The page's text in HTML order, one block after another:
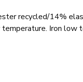
recycled/14%
Iron low